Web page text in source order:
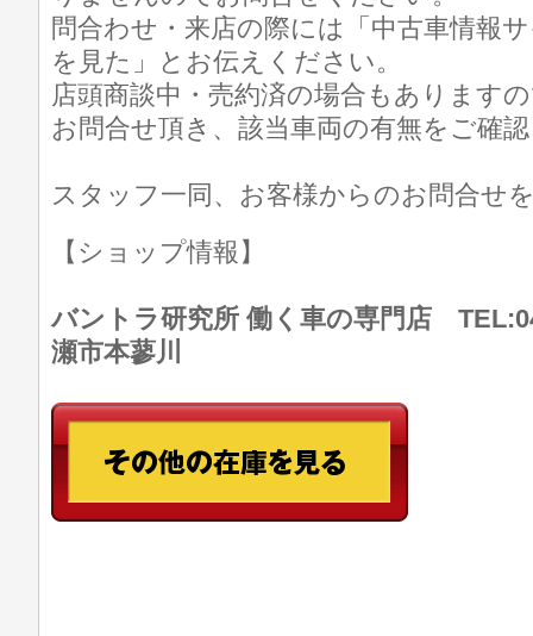
問合わせ・来店の際には「中古車情報
を見た」とお伝えください。
店頭商談中・売約済の場合もあります
お問合せ頂き、該当車両の有無をご確
スタッフ一同、お客様からのお問合せ
【ショップ情報】
バントラ研究所 働く車の専門店
瀬市本蓼川